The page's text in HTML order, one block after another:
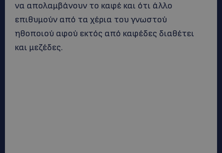
να απολαμβάνουν το καφέ και ότι άλλο
επιθυμούν από τα χέρια του γνωστού
ηθοποιού αφού εκτός από καφέδες διαθέτει
και μεζέδες.